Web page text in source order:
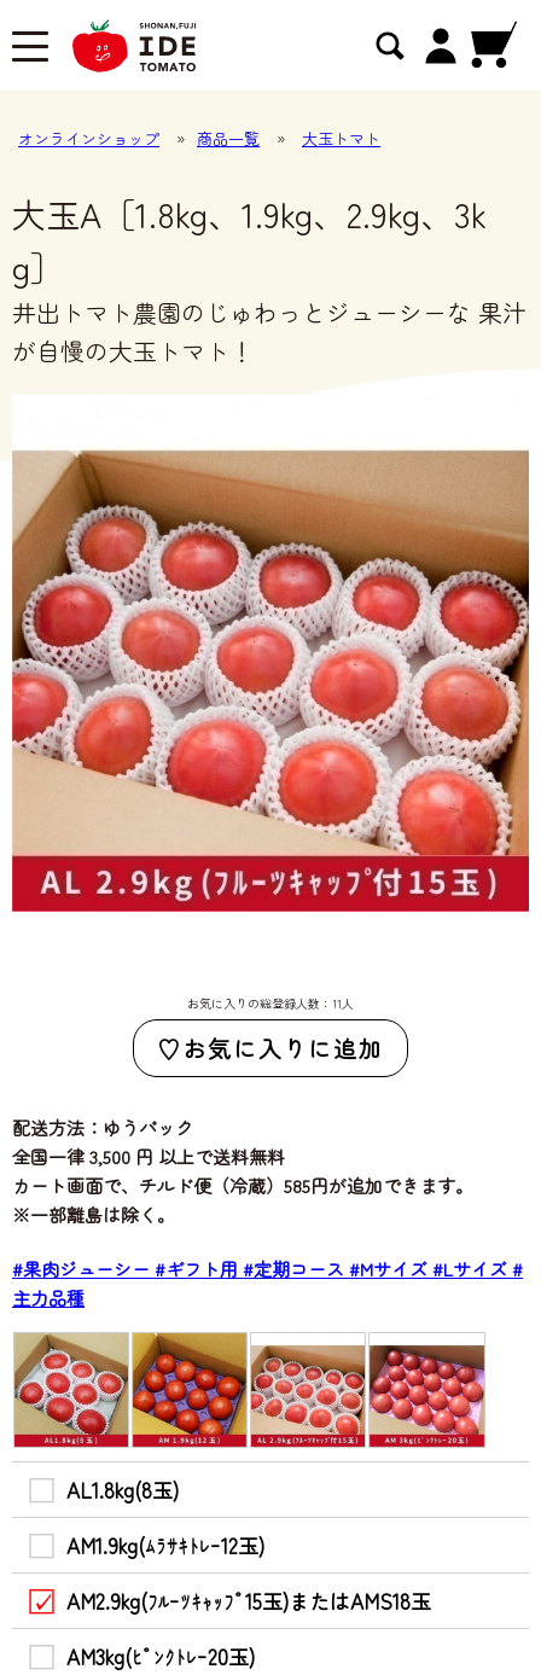
オンラインショップ » 商品一覧 » 大玉トマト
大玉A［1.8kg、1.9kg、2.9kg、3k
g］
井出トマト農園のじゅわっとジューシーな 果汁
が自慢の大玉トマト！
お気に入りの総登録人数：11人
お気に入りに追加
配送方法：ゆうパック
全国一律 3,500 円 以上で送料無料
カート画面で、チルド便（冷蔵）585円が追加できます。
※一部離島は除く。
#果肉ジューシー #ギフト用 #定期コース #Mサイズ#Lサイズ#
主力品種
AL1.8kg(8玉)
AM1.9kg(ﾑﾗｻｷﾄﾚｰ12玉)
AM2.9kg(ﾌﾙｰﾂｷｬｯﾌﾟ15玉)またはAMS18玉
AM3kg(ﾋﾟﾝｸﾄﾚｰ20玉)